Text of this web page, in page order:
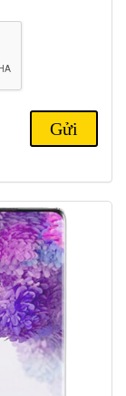
một bộ xử lý
RAM. Điện
dùng 2.5 của
Galaxy
bao gồm một
megapixel, ống
lập này đảm
nhiều chi tiết,